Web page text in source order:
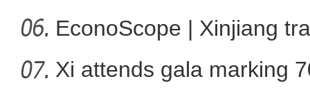
ann
EconoScope | Xinjiang
Xi attends gala marking